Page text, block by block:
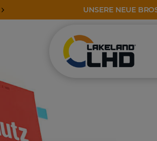
UNSERE NEUE